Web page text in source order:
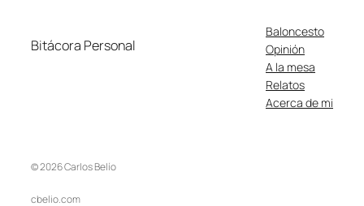
Bitácora Personal
Baloncesto
Opinión
A la mesa
Relatos
Acerca de mi
© 2026 Carlos Belío
cbelio.com